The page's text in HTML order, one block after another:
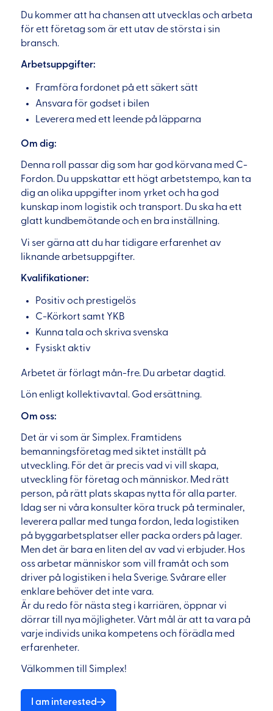
Du kommer att ha chansen att utvecklas och arbeta
för ett företag som är ett utav de största i sin
bransch.
Arbetsuppgifter:
Framföra fordonet på ett säkert sätt
Ansvara för godset i bilen
Leverera med ett leende på läpparna
Om dig:
Denna roll passar dig som har god körvana med C-
Fordon. Du uppskattar ett högt arbetstempo, kan ta
dig an olika uppgifter inom yrket och ha god
kunskap inom logistik och transport. Du ska ha ett
glatt kundbemötande och en bra inställning.
Vi ser gärna att du har tidigare erfarenhet av
liknande arbetsuppgifter.
Kvalifikationer:
Positiv och prestigelös
C-Körkort samt YKB
Kunna tala och skriva svenska
Fysiskt aktiv
Arbetet är förlagt mån-fre. Du arbetar dagtid.
Lön enligt kollektivavtal. God ersättning.
Om oss:
Det är vi som är Simplex. Framtidens
bemanningsföretag med siktet inställt på
utveckling. För det är precis vad vi vill skapa,
utveckling för företag och människor. Med rätt
person, på rätt plats skapas nytta för alla parter.
Idag ser ni våra konsulter köra truck på terminaler,
leverera pallar med tunga fordon, leda logistiken
på byggarbetsplatser eller packa orders på lager.
Men det är bara en liten del av vad vi erbjuder. Hos
oss arbetar människor som vill framåt och som
driver på logistiken i hela Sverige. Svårare eller
enklare behöver det inte vara.
Är du redo för nästa steg i karriären, öppnar vi
dörrar till nya möjligheter. Vårt mål är att ta vara på
varje individs unika kompetens och förädla med
erfarenheter.
Välkommen till Simplex!
I am interested